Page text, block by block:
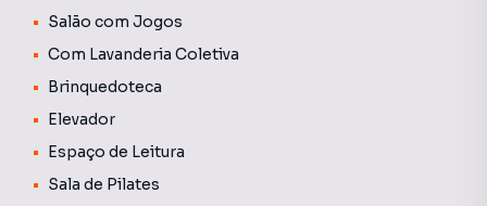
💡 Informações Importantes:
aproximada, podendo variar conforme as despesas
mensais do edifício. As tarifas individuais poderão ser
cobradas separadamente de acordo com o consumo.
Salão com Jogos
Com Lavanderia Coletiva
Brinquedoteca
Elevador
Espaço de Leitura
Sala de Pilates